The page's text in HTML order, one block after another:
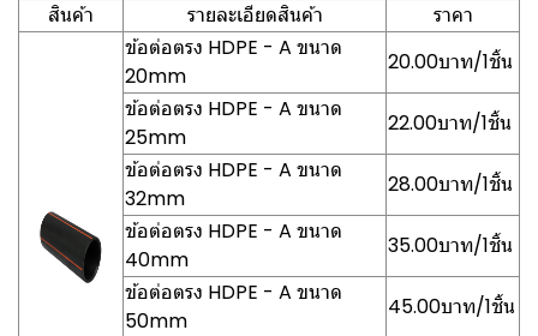
สินค้า
รายละเอียดสินค้า
ราคา
ข้อต่อตรง HDPE - A ขนาด
20mm
20.00บาท/1ชิ้น
ข้อต่อตรง HDPE - A ขนาด
25mm
22.00บาท/1ชิ้น
ข้อต่อตรง HDPE - A ขนาด
32mm
28.00บาท/1ชิ้น
ข้อต่อตรง HDPE - A ขนาด
40mm
35.00บาท/1ชิ้น
ข้อต่อตรง HDPE - A ขนาด
50mm
45.00บาท/1ชิ้น